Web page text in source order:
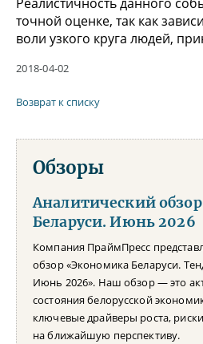
точной оценке, так как
воли узкого круга людей,
2018-04-02
Возврат к списку
Обзоры
Аналитический
Беларуси. Июнь 2026
Компания ПраймПресс
обзор «Экономика Беларуси.
Июнь 2026». Наш обзор — это
состояния белорусской
ключевые драйверы роста,
на ближайшую перспективу.